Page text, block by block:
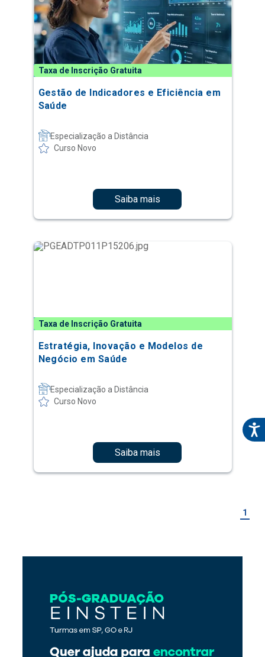
Taxa de Inscrição Gratuita
Gestão de Indicadores e Eficiência em
Saúde
Especialização a Distância
Curso Novo
Saiba mais
Taxa de Inscrição Gratuita
Estratégia, Inovação e Modelos de
Negócio em Saúde
Especialização a Distância
Curso Novo
Saiba mais
1